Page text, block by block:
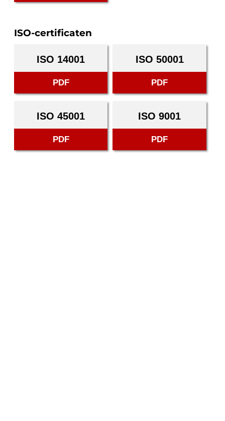
ISO-certificaten
ISO 14001
PDF
ISO 50001
PDF
ISO 45001
PDF
ISO 9001
PDF